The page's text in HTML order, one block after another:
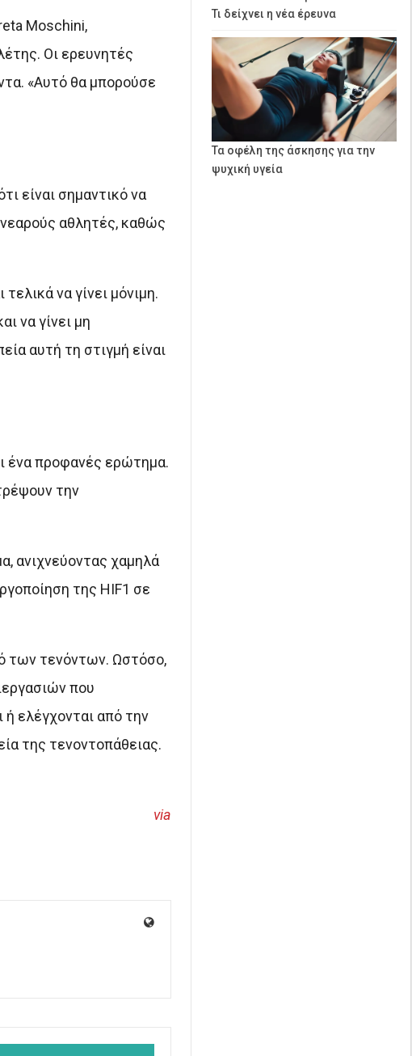
Moschini,
Οι ερευνητές
«Αυτό θα μπορούσε
είναι σημαντικό να
αθλητές, καθώς
να γίνει μόνιμη.
να γίνει μη
αυτή τη στιγμή είναι
ένα προφανές ερώτημα.
την
ανιχνεύοντας χαμηλά
της HIF1 σε
των τενόντων. Ωστόσο,
που
ελέγχονται από την
της τενοντοπάθειας.
via
Τι δείχνει η νέα έρευνα
Τα οφέλη της άσκησης για την
ψυχική υγεία